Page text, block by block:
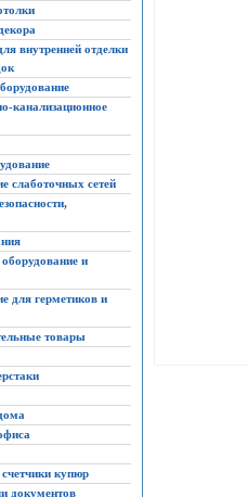
внутренней отделки
канализационное
слаботочных сетей
и
для герметиков и
товары
купюр
документов